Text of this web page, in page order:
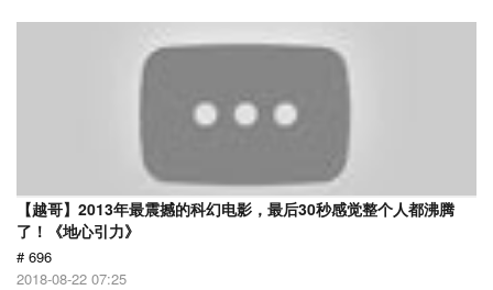
【越哥】2013年最震撼的科幻电影，最后30秒感觉整个人都沸腾
了！《地心引力》
# 696
2018-08-22 07:25